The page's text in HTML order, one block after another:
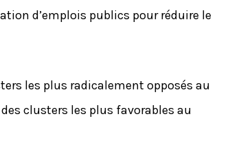
d’emplois publics pour réduire le
les plus radicalement opposés au
clusters les plus favorables au